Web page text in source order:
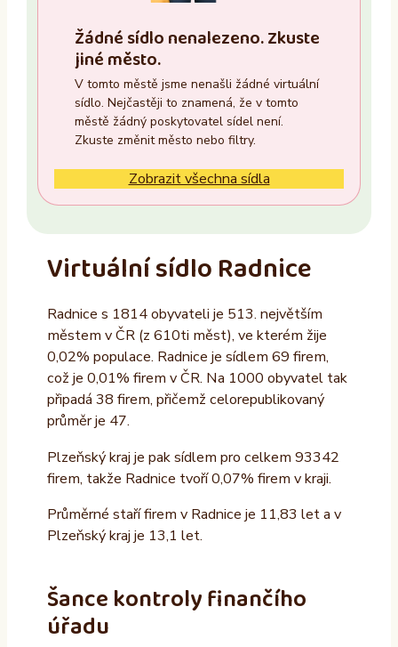
Ano
Ne
Recepce
Ano
Ne
Ne
Provozovatel
ALTAXO SE
COMEFLEX CONSULTING s.r.o.
Firmus a.s.
Žádné sídlo nenalezeno. Zkuste
jiné město.
V tomto městě jsme nenašli žádné virtuální
sídlo. Nejčastěji to znamená, že v tomto
městě žádný poskytovatel sídel není.
Zkuste změnit město nebo filtry.
Zobrazit všechna sídla
Virtuální sídlo Radnice
Radnice s 1814 obyvateli je 513. největším
městem v ČR (z 610ti měst), ve kterém žije
0,02% populace. Radnice je sídlem 69 firem,
což je 0,01% firem v ČR. Na 1000 obyvatel tak
připadá 38 firem, přičemž celorepublikovaný
průměr je 47.
Plzeňský kraj je pak sídlem pro celkem 93342
firem, takže Radnice tvoří 0,07% firem v kraji.
Průměrné staří firem v Radnice je 11,83 let a v
Plzeňský kraj je 13,1 let.
Šance kontroly finančího
úřadu